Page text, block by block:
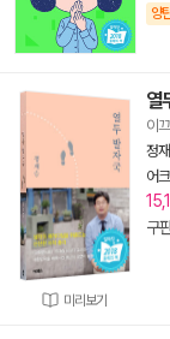
양
미리보기
열
이
정
어
구